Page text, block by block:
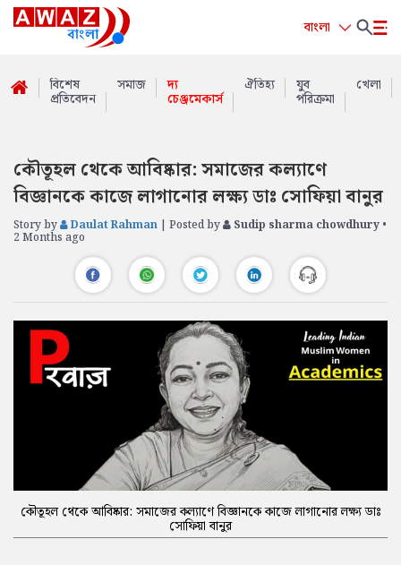
বাংলা
বিশেষ
প্রতিবেদন
সমাজ দ্য
চেঞ্জমেকার্স
ঐতিহ্য যুব
পরিক্রমা
খেলা
কৌতূহল থেকে আবিষ্কার: সমাজের কল্যাণে
বিজ্ঞানকে কাজে লাগানোর লক্ষ্য ডাঃ সোফিয়া বানুর
Story by Daulat Rahman | Posted by Sudip sharma chowdhury •
2 Months ago
কৌতূহল থেকে আবিষ্কার: সমাজের কল্যাণে বিজ্ঞানকে কাজে লাগানোর লক্ষ্য ডাঃ
সোফিয়া বানুর